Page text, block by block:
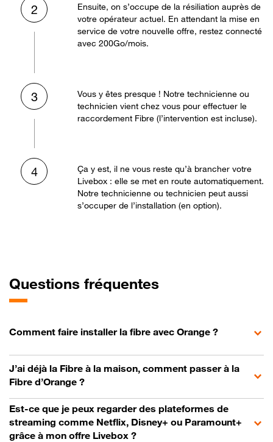
2
Ensuite, on s’occupe de la résiliation auprès de
votre opérateur actuel. En attendant la mise en
service de votre nouvelle offre, restez connecté
avec 200Go/mois.
3
Vous y êtes presque ! Notre technicienne ou
technicien vient chez vous pour effectuer le
raccordement Fibre (l’intervention est incluse).
4
Ça y est, il ne vous reste qu’à brancher votre
Livebox : elle se met en route automatiquement.
Notre technicienne ou technicien peut aussi
s’occuper de l’installation (en option).
Questions fréquentes
Comment faire installer la fibre avec Orange ?
J’ai déjà la Fibre à la maison, comment passer à la
Fibre d’Orange ?
Est-ce que je peux regarder des plateformes de
streaming comme Netflix, Disney+ ou Paramount+
grâce à mon offre Livebox ?